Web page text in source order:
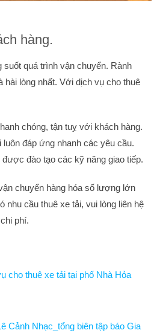
hàng.
suốt quá trình vận chuyển. Rành
lòng nhất. Với dịch vụ cho thuê
chóng, tận tuỵ với khách hàng.
đáp ứng nhanh các yêu cầu.
đào tạo các kỹ năng giao tiếp.
chuyển hàng hóa số lượng lớn
cầu thuê xe tải, vui lòng liên hệ
phí.
cho thuê xe tải tại phố Nhà Hỏa
Cảnh Nhạc_tổng biên tập báo Gia